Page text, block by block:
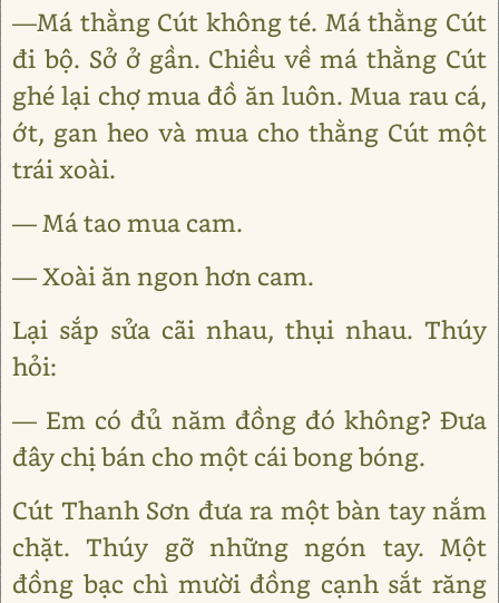
—Má thằng Cút không té. Má thằng Cút
đi bộ. Sở ở gần. Chiều về má thằng Cút
ghé lại chợ mua đồ ăn luôn. Mua rau cá,
ớt, gan heo và mua cho thằng Cút một
trái xoài.
— Má tao mua cam.
— Xoài ăn ngon hơn cam.
Lại sắp sửa cãi nhau, thụi nhau. Thúy
hỏi:
— Em có đủ năm đồng đó không? Đưa
đây chị bán cho một cái bong bóng.
Cút Thanh Sơn đưa ra một bàn tay nắm
chặt. Thúy gỡ những ngón tay. Một
đồng bạc chì mười đồng cạnh sắt răng